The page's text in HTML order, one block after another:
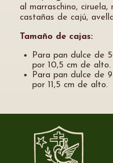
al marraschino, ciruela,
castañas de cajú,
Tamaño de cajas:
Para pan dulce de
por 10,5 cm de alto.
Para pan dulce de
por 11,5 cm de alto.